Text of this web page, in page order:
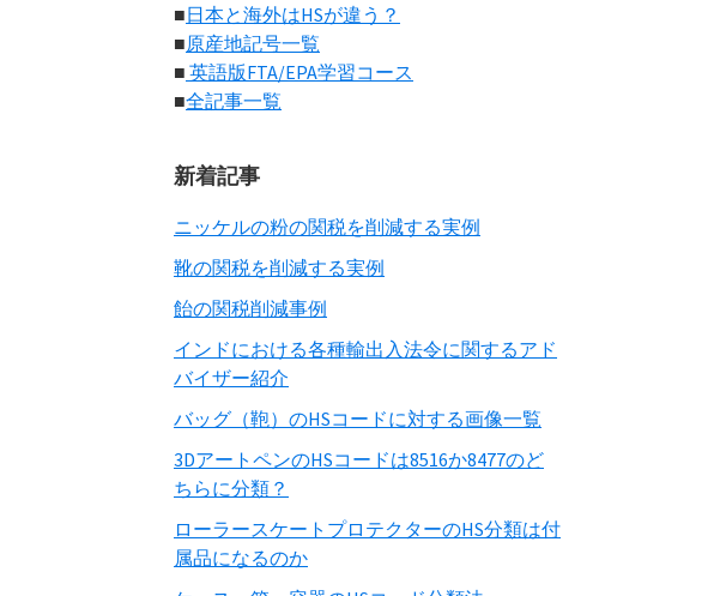
■日本と海外はHSが違う？
■原産地記号一覧
■ 英語版FTA/EPA学習コース
■全記事一覧
新着記事
ニッケルの粉の関税を削減する実例
靴の関税を削減する実例
飴の関税削減事例
インドにおける各種輸出入法令に関するアド
バイザー紹介
バッグ（鞄）のHSコードに対する画像一覧
3DアートペンのHSコードは8516か8477のど
ちらに分類？
ローラースケートプロテクターのHS分類は付
属品になるのか